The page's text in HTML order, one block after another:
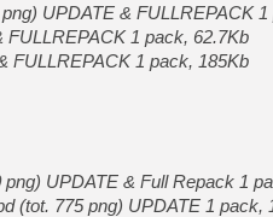
UPDATE & FULLREPACK
FULLREPACK 1 pack, 62.7Kb
FULLREPACK 1 pack, 185Kb
UPDATE & Full Repack 1
(tot. 775 png) UPDATE 1 pack,